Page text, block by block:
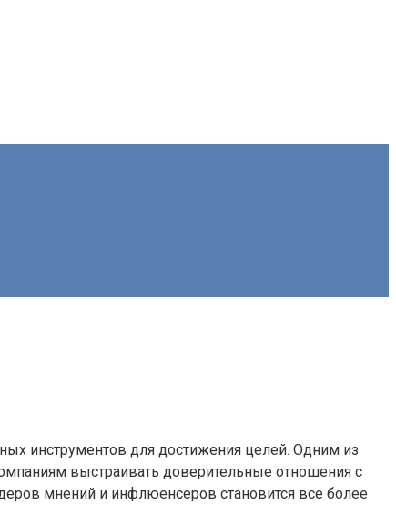
инструментов для достижения целей. Одним из
выстраивать доверительные отношения с
мнений и инфлюенсеров становится все более